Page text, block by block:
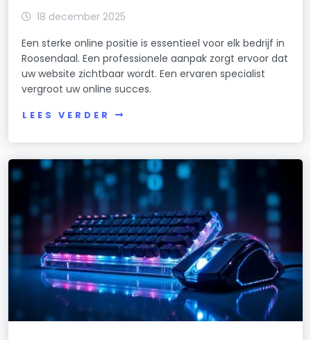
18 december 2025
Een sterke online positie is essentieel voor elk bedrijf in
Roosendaal. Een professionele aanpak zorgt ervoor dat
uw website zichtbaar wordt. Een ervaren specialist
vergroot uw online succes.
LEES VERDER